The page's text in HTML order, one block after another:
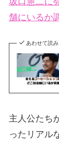
舗にいるか
あわせて読
主人公たち
ったリアル